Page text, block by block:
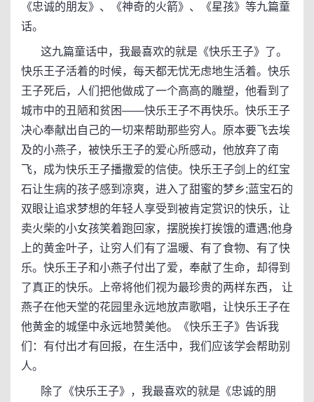
《忠诚的朋友》、《神奇的火箭》、《星孩》等九篇童
话。
这九篇童话中，我最喜欢的就是《快乐王子》了。
快乐王子活着的时候，每天都无忧无虑地生活着。快乐
王子死后，人们把他做成了一个高高的雕塑，他看到了
城市中的丑陋和贫困——快乐王子不再快乐。快乐王子
决心奉献出自己的一切来帮助那些穷人。原本要飞去埃
及的小燕子，被快乐王子的爱心所感动，他放弃了南
飞，成为快乐王子播撒爱的信使。快乐王子剑上的红宝
石让生病的孩子感到凉爽，进入了甜蜜的梦乡;蓝宝石的
双眼让追求梦想的年轻人享受到被肯定赏识的快乐，让
卖火柴的小女孩笑着跑回家，摆脱挨打挨饿的遭遇;他身
上的黄金叶子，让穷人们有了温暖、有了食物、有了快
乐。快乐王子和小燕子付出了爱，奉献了生命，却得到
了真正的快乐。上帝将他们视为最珍贵的两样东西， 让
燕子在他天堂的花园里永远地放声歌唱，让快乐王子在
他黄金的城堡中永远地赞美他。《快乐王子》告诉我
们：有付出才有回报，在生活中，我们应该学会帮助别
人。
除了《快乐王子》，我最喜欢的就是《忠诚的朋